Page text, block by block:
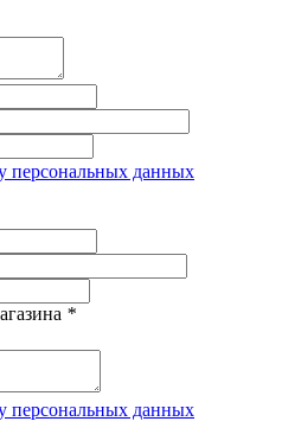
персональных данных
*
персональных данных